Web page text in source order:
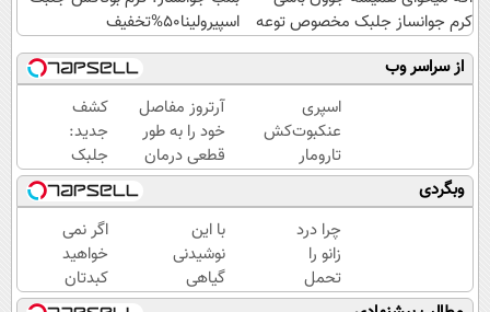
کرم جوانساز جلبک مخصوص توعه
اسپیرولینا50%تخفیف
از سراسر وب
اسپری
عنکبوت‌‌کش
تارومار
ازبین‌برنده
انواع
عنکبوت
آرتروز مفاصل
خود را به طور
قطعی درمان
کنید!
◗پرسش‌نامه◖
کشف
جدید:
جلبک
اسپیرولینا
پیری را
متوقف
می
کند50%تخفیف
وبگردی
چرا درد
زانو را
تحمل
می‌کنی؟
با این
نوشیدنی
گیاهی
به جنگ
اگر نمی
خواهید
کبدتان
چرب